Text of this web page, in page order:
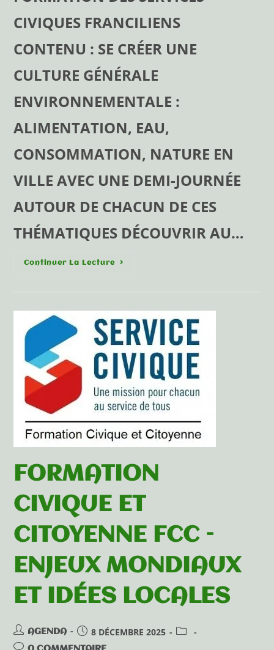
CIVIQUES FRANCILIENS
CONTENU : SE CRÉER UNE
CULTURE GÉNÉRALE
ENVIRONNEMENTALE :
ALIMENTATION, EAU,
CONSOMMATION, NATURE EN
VILLE AVEC UNE DEMI-JOURNÉE
AUTOUR DE CHACUN DE CES
THÉMATIQUES DÉCOUVRIR AU…
Continuer La Lecture
FORMATION
CIVIQUE ET
CITOYENNE FCC –
ENJEUX MONDIAUX
ET IDÉES LOCALES
AGENDA 8 DÉCEMBRE 2025